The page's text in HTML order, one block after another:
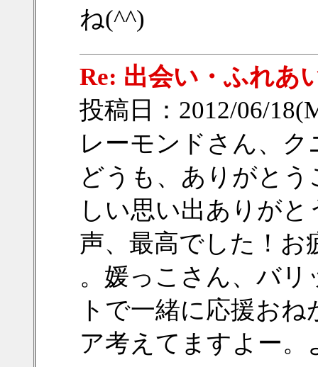
ね(^^)
Re: 出会い・ふれあ
投稿日：2012/06/
レーモンドさん、
どうも、ありがと
しい思い出ありが
声、最高でした！お
。媛っこさん、バ
トで一緒に応援お
ア考えてますよー